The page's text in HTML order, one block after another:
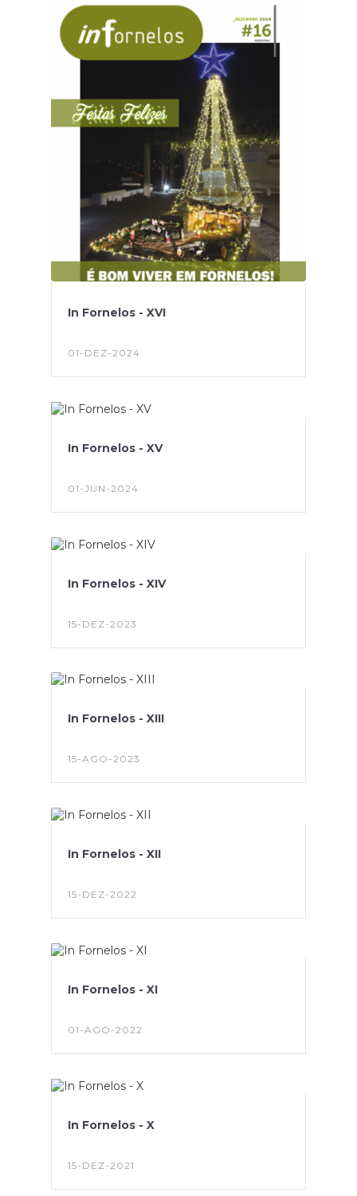
In Fornelos - XVI
01-DEZ-2024
In Fornelos - XV
01-JUN-2024
In Fornelos - XIV
15-DEZ-2023
In Fornelos - XIII
15-AGO-2023
In Fornelos - XII
15-DEZ-2022
In Fornelos - XI
01-AGO-2022
In Fornelos - X
15-DEZ-2021